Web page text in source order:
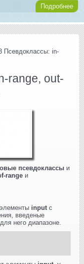
Подробнее
Псевдоклассы: in-
range, out-
псевдоклассы и
range и
input с
введеные
него диапазоне.